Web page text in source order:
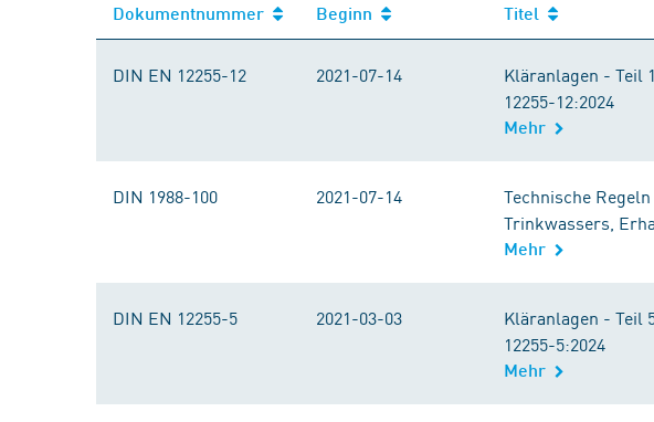
Dokumentnummer Beginn Titel
DIN EN 12255-12 2021-07-14
Kläranlagen - Teil
12255-12:2024
Mehr
DIN 1988-100 2021-07-14
Technische
Trinkwassers,
Mehr
DIN EN 12255-5 2021-03-03
Kläranlagen - Teil
12255-5:2024
Mehr